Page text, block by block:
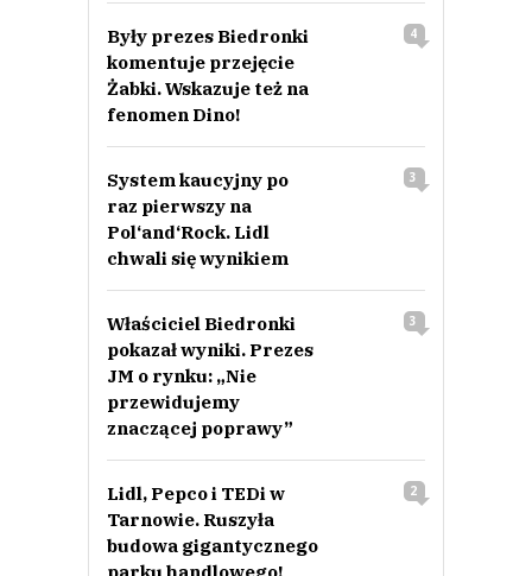
Były prezes Biedronki
komentuje przejęcie
Żabki. Wskazuje też na
fenomen Dino!
4
System kaucyjny po
raz pierwszy na
Pol‘and‘Rock. Lidl
chwali się wynikiem
3
Właściciel Biedronki
pokazał wyniki. Prezes
JM o rynku: „Nie
przewidujemy
znaczącej poprawy”
3
Lidl, Pepco i TEDi w
Tarnowie. Ruszyła
budowa gigantycznego
2